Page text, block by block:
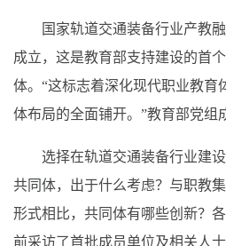
国家轨道交通装备行业产教
成立，这是教育部支持建设的首
体。“这标志着深化现代职业教育
体布局的全面铺开。”教育部党组
选择在轨道交通装备行业建设
共同体，出于什么考虑？与职教
形式相比，共同体有哪些创新？
前采访了首批成员单位及相关人士